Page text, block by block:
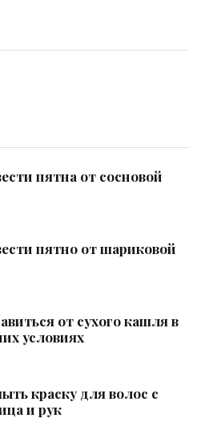
пятна от сосновой
пятно от шариковой
от сухого кашля в
условиях
краску для волос с
и рук